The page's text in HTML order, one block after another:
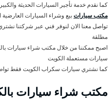
كما نقدم خدمة تأجير السيارات الحديثة
مكتب سياراتبيع وشراء السيارات العارضية
تواصل معنا الان لنوفر فني عبر شركتنا
مطلقة
اصبح ممكننا من خلال مكتب شراء سيارات
سيارات مستعملة الكويت
كما نشتري سيارات سكراب الكويت فقط
مكتب شراء سيارات